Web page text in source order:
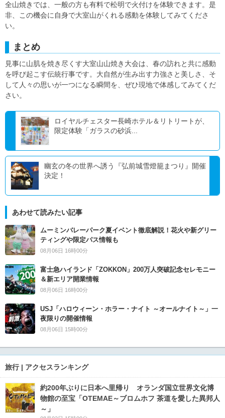
全山焼きでは、一般の方も有料で松明で火付けを体験できます。是
非、この機会に自身で大室山がくれる感動を体験してみてくださ
い。
まとめ
見事に山肌を焼き尽くす大室山山焼き大会は、春の訪れと共に感動
を呼び起こす伝統行事です。大自然が生み出す力強さと美しさ、そ
して人々の思いが一つになる瞬間を、ぜひ現地で体感してみてくだ
さい。
ロイヤルチェスター長崎ホテル＆リトリートが、
限定体験「ガラスの砂浜...
幽玄の冬の世界へ誘う『弘前城雪燈籠まつり』開催
決定！
あわせて読みたい記事
ムーミンバレーパーク夏イベント徹底解説！花火や新グリー
ティングや限定パス情報も
08月06日 16時00分
富士急ハイランド「ZOKKON」200万人突破記念セレモニー
＆新エリア開業情報
08月06日 16時00分
USJ「ハロウィーン・ホラー・ナイト ～オールナイト～」一
夜限りの開催情報
08月06日 15時00分
旅行 | アクセスランキング
約200年ぶりに日本へ里帰り オランダ国立世界文化博
物館の至宝「OTEMAE～ブロムホフ 茶道を愛した異邦人
～」